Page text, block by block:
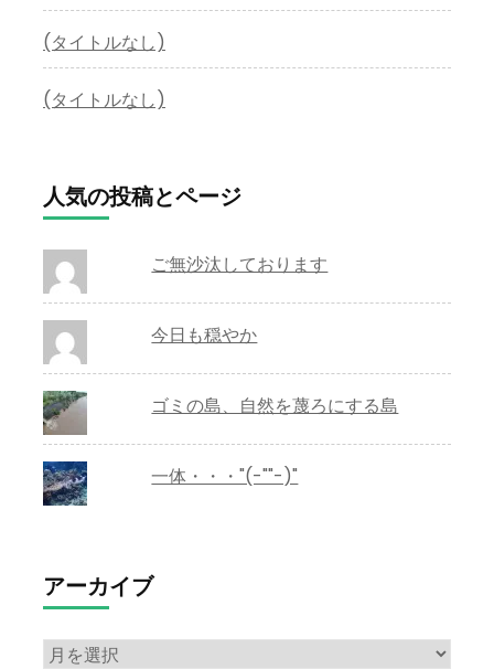
(タイトルなし)
(タイトルなし)
人気の投稿とページ
ご無沙汰しております
今日も穏やか
ゴミの島、自然を蔑ろにする島
一体・・・"(-""-)"
アーカイブ
ア